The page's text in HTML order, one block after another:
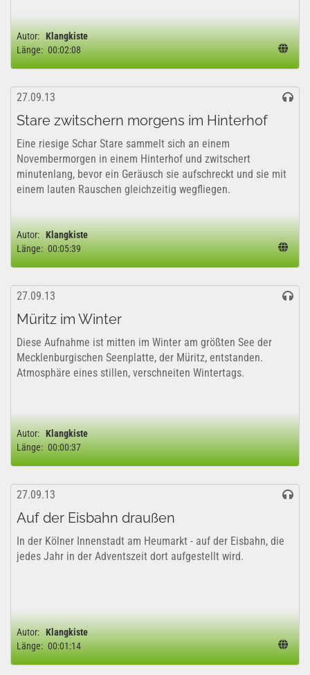
Autor: Klangkiste
Länge: 00:02:08
27.09.13
Stare zwitschern morgens im Hinterhof
Eine riesige Schar Stare sammelt sich an einem
Novembermorgen in einem Hinterhof und zwitschert
minutenlang, bevor ein Geräusch sie aufschreckt und sie mit
einem lauten Rauschen gleichzeitig wegfliegen.
Autor: Klangkiste
Länge: 00:05:39
27.09.13
Müritz im Winter
Diese Aufnahme ist mitten im Winter am größten See der
Mecklenburgischen Seenplatte, der Müritz, entstanden.
Atmosphäre eines stillen, verschneiten Wintertags.
Autor: Klangkiste
Länge: 00:00:37
27.09.13
Auf der Eisbahn draußen
In der Kölner Innenstadt am Heumarkt - auf der Eisbahn, die
jedes Jahr in der Adventszeit dort aufgestellt wird.
Autor: Klangkiste
Länge: 00:01:14